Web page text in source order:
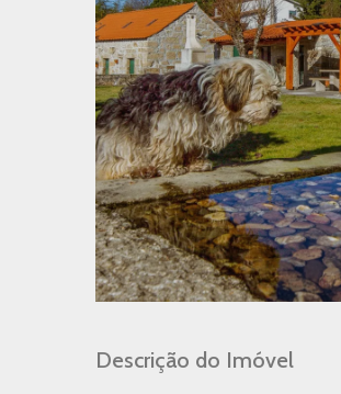
Descrição do Imóvel